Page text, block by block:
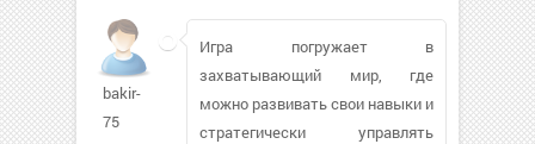
bakir-
75
Игра погружает в
захватывающий мир, где
можно развивать свои навыки и
стратегически управлять